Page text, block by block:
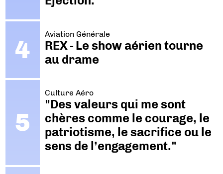
Aviation Générale
REX - Le show aérien tourne
au drame
Culture Aéro
"Des valeurs qui me sont
chères comme le courage, le
patriotisme, le sacrifice ou le
sens de l’engagement."